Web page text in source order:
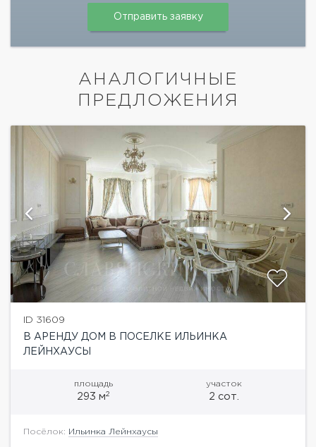
АНАЛОГИЧНЫЕ
ПРЕДЛОЖЕНИЯ
ID 31609
В АРЕНДУ ДОМ В ПОСЕЛКЕ ИЛЬИНКА
ЛЕЙНХАУСЫ
площадь
293 м2
участок
2 сот.
Посёлок: Ильинка Лейнхаусы